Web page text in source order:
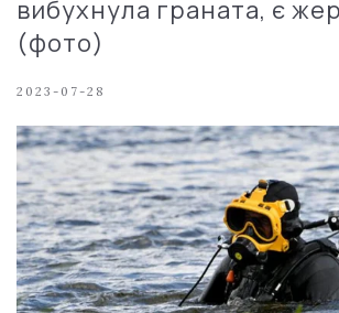
вибухнула граната, є
(фото)
2023-07-28